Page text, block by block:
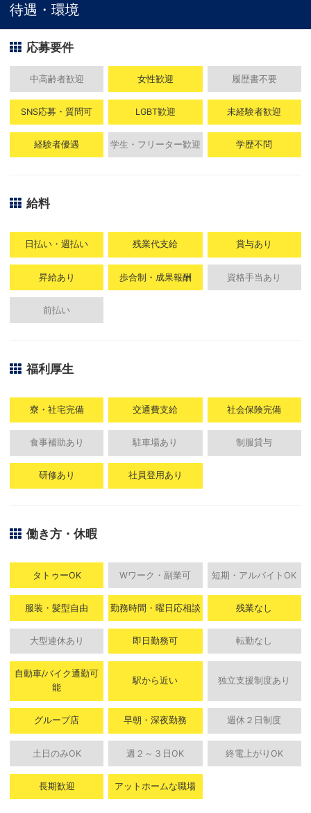
待遇・環境
応募要件
中高齢者歓迎 女性歓迎 履歴書不要
SNS応募・質問可 LGBT歓迎 未経験者歓迎
経験者優遇 学生・フリーター歓迎 学歴不問
給料
日払い・週払い 残業代支給 賞与あり
昇給あり 歩合制・成果報酬 資格手当あり
前払い
福利厚生
寮・社宅完備 交通費支給 社会保険完備
食事補助あり 駐車場あり 制服貸与
研修あり 社員登用あり
働き方・休暇
タトゥーOK Wワーク・副業可 短期・アルバイトOK
服装・髪型自由 勤務時間・曜日応相談 残業なし
大型連休あり 即日勤務可 転勤なし
自動車/バイク通勤可
能
駅から近い 独立支援制度あり
グループ店 早朝・深夜勤務 週休２日制度
土日のみOK 週２～３日OK 終電上がりOK
長期歓迎 アットホームな職場